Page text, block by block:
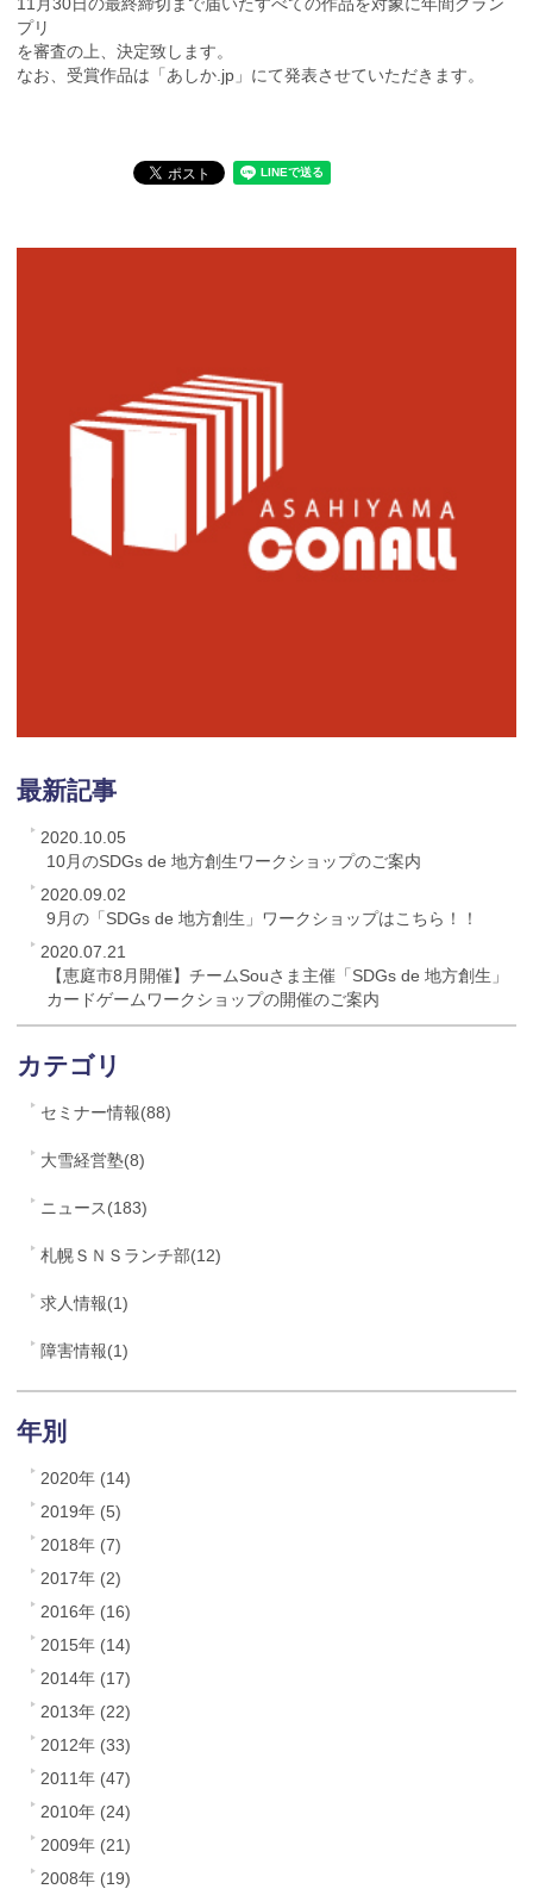
11月30日の最終締切まで届いたすべての作品を対象に年間グラン
プリ
を審査の上、決定致します。
なお、受賞作品は「あしか.jp」にて発表させていただきます。
最新記事
2020.10.05
10月のSDGs de 地方創生ワークショップのご案内
2020.09.02
9月の「SDGs de 地方創生」ワークショップはこちら！！
2020.07.21
【恵庭市8月開催】チームSouさま主催「SDGs de 地方創生」
カードゲームワークショップの開催のご案内
カテゴリ
セミナー情報(88)
大雪経営塾(8)
ニュース(183)
札幌ＳＮＳランチ部(12)
求人情報(1)
障害情報(1)
年別
2020年 (14)
2019年 (5)
2018年 (7)
2017年 (2)
2016年 (16)
2015年 (14)
2014年 (17)
2013年 (22)
2012年 (33)
2011年 (47)
2010年 (24)
2009年 (21)
2008年 (19)